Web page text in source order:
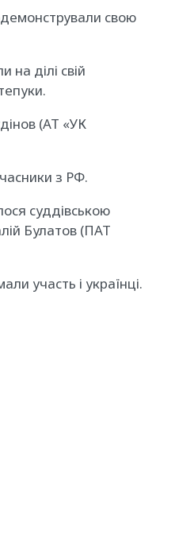
свою
ділі свій
(АТ «УК
з РФ.
суддівською
Булатов (ПАТ
участь і українці.